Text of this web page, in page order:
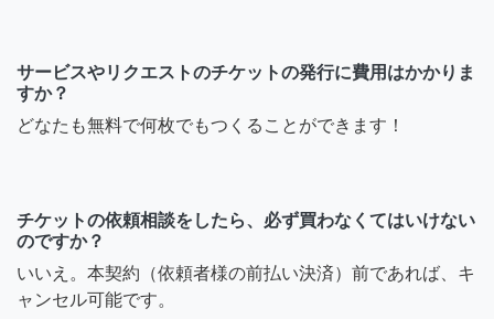
サービスやリクエストのチケットの発行に費用はかかりま
すか？
どなたも無料で何枚でもつくることができます！
チケットの依頼相談をしたら、必ず買わなくてはいけない
のですか？
いいえ。本契約（依頼者様の前払い決済）前であれば、キ
ャンセル可能です。